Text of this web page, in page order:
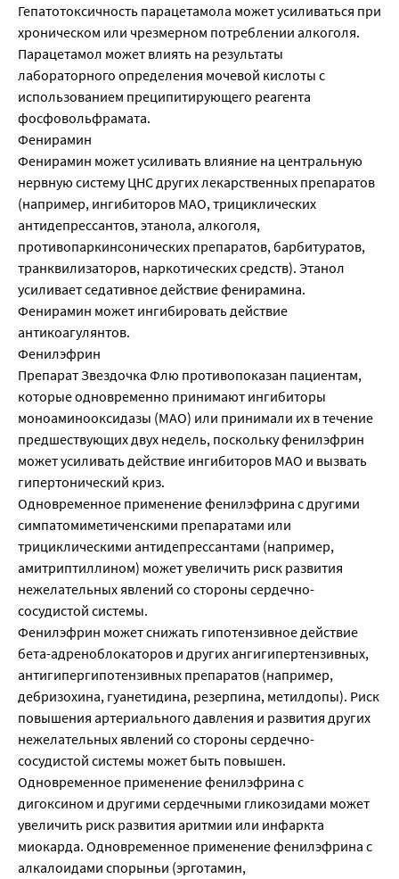
Гепатотоксичность парацетамола может усиливаться при
хроническом или чрезмерном потреблении алкоголя.
Парацетамол может влиять на результаты
лабораторного определения мочевой кислоты с
использованием преципитирующего реагента
фосфовольфрамата.
Фенирамин
Фенирамин может усиливать влияние на центральную
нервную систему ЦНС других лекарственных препаратов
(например, ингибиторов МАО, трициклических
антидепрессантов, этанола, алкоголя,
противопаркинсонических препаратов, барбитуратов,
транквилизаторов, наркотических средств). Этанол
усиливает седативное действие фенирамина.
Фенирамин может ингибировать действие
антикоагулянтов.
Фенилэфрин
Препарат Звездочка Флю противопоказан пациентам,
которые одновременно принимают ингибиторы
моноаминооксидазы (МАО) или принимали их в течение
предшествующих двух недель, поскольку фенилэфрин
может усиливать действие ингибиторов МАО и вызвать
гипертонический криз.
Одновременное применение фенилэфрина с другими
симпатомиметиченскими препаратами или
трициклическими антидепрессантами (например,
амитриптиллином) может увеличить риск развития
нежелательных явлений со стороны сердечно-
сосудистой системы.
Фенилэфрин может снижать гипотензивное действие
бета-адреноблокаторов и других ангигипертензивных,
антигипергипотензивных препаратов (например,
дебризохина, гуанетидина, резерпина, метилдопы). Риск
повышения артериального давления и развития других
нежелательных явлений со стороны сердечно-
сосудистой системы может быть повышен.
Одновременное применение фенилэфрина с
дигоксином и другими сердечными гликозидами может
увеличить риск развития аритмии или инфаркта
миокарда. Одновременное применение фенилэфрина с
алкалоидами спорыньи (эрготамин,